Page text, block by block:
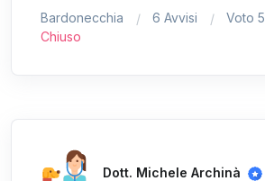
Bardonecchia 6 Avvisi
Voto 5
Chiuso
Dott. Michele Archinà